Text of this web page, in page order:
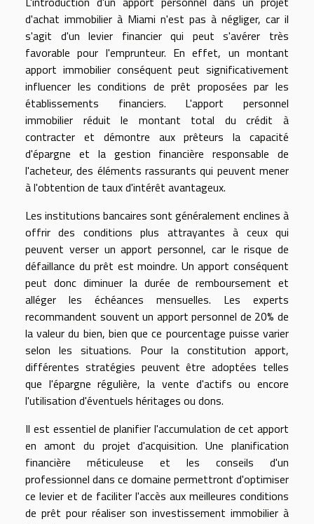
d'achat immobilier à Miami n'est pas à négliger, car il
s'agit d'un levier financier qui peut s'avérer très
favorable pour l'emprunteur. En effet, un montant
apport immobilier conséquent peut significativement
influencer les conditions de prêt proposées par les
établissements financiers. L'apport personnel
immobilier réduit le montant total du crédit à
contracter et démontre aux prêteurs la capacité
d'épargne et la gestion financière responsable de
l'acheteur, des éléments rassurants qui peuvent mener
à l'obtention de taux d'intérêt avantageux.
Les institutions bancaires sont généralement enclines à
offrir des conditions plus attrayantes à ceux qui
peuvent verser un apport personnel, car le risque de
défaillance du prêt est moindre. Un apport conséquent
peut donc diminuer la durée de remboursement et
alléger les échéances mensuelles. Les experts
recommandent souvent un apport personnel de 20% de
la valeur du bien, bien que ce pourcentage puisse varier
selon les situations. Pour la constitution apport,
différentes stratégies peuvent être adoptées telles
que l'épargne régulière, la vente d'actifs ou encore
l'utilisation d'éventuels héritages ou dons.
Il est essentiel de planifier l'accumulation de cet apport
en amont du projet d'acquisition. Une planification
financière méticuleuse et les conseils d'un
professionnel dans ce domaine permettront d'optimiser
ce levier et de faciliter l'accès aux meilleures conditions
de prêt pour réaliser son investissement immobilier à